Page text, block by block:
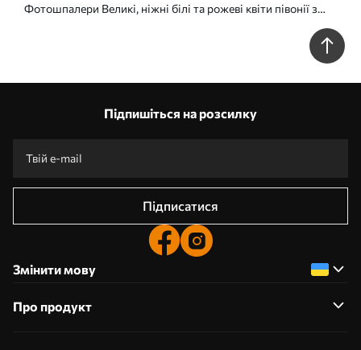
Фотошпалери Великі, ніжні білі та рожеві квіти півонії з
м'якими, пухнастими пелюстками на розмитому сірому тлі
Підпишіться на розсилку
Підписатися
Змінити мову
Про продукт